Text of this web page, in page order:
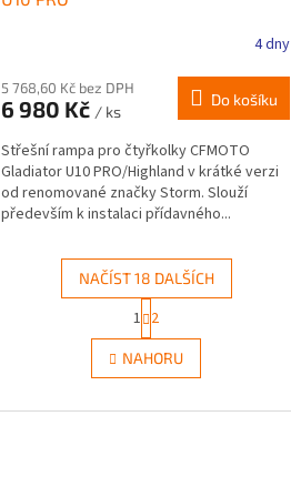
4 dny
5 768,60 Kč bez DPH
6 980 Kč / ks
Do košíku
Střešní rampa pro čtyřkolky CFMOTO
Gladiator U10 PRO/Highland v krátké verzi
od renomované značky Storm. Slouží
především k instalaci přídavného...
O
v
l
d
NAČÍST 18 DALŠÍCH
S
t
r
á
n
1 2
NAHORU